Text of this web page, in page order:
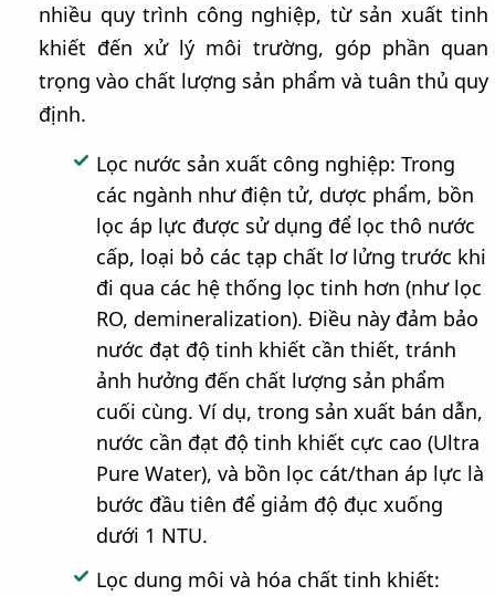
nhiều quy trình công nghiệp, từ sản xuất tinh
khiết đến xử lý môi trường, góp phần quan
trọng vào chất lượng sản phẩm và tuân thủ quy
định.
Lọc nước sản xuất công nghiệp: Trong
các ngành như điện tử, dược phẩm, bồn
lọc áp lực được sử dụng để lọc thô nước
cấp, loại bỏ các tạp chất lơ lửng trước khi
đi qua các hệ thống lọc tinh hơn (như lọc
RO, demineralization). Điều này đảm bảo
nước đạt độ tinh khiết cần thiết, tránh
ảnh hưởng đến chất lượng sản phẩm
cuối cùng. Ví dụ, trong sản xuất bán dẫn,
nước cần đạt độ tinh khiết cực cao (Ultra
Pure Water), và bồn lọc cát/than áp lực là
bước đầu tiên để giảm độ đục xuống
dưới 1 NTU.
Lọc dung môi và hóa chất tinh khiết: